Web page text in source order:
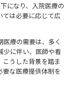
になり、入院医療の
は必要に応じて広
療の需要は、多く
少に伴い、医師や看
うした背景を踏ま
要な医療提供体制を